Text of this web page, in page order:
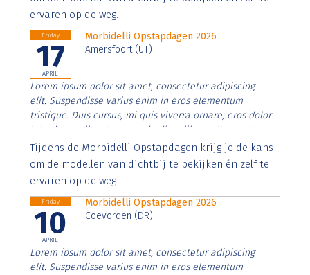
ervaren op de weg.
Friday
17
APRIL
Morbidelli Opstapdagen 2026
Amersfoort (UT)
Lorem ipsum dolor sit amet, consectetur adipiscing
elit. Suspendisse varius enim in eros elementum
tristique. Duis cursus, mi quis viverra ornare, eros dolor
interdum nulla, ut commodo diam libero vitae erat.
Aenean faucibus nibh et justo cursus id rutrum lorem
imperdiet. Nunc ut sem vitae risus tristique posuere.
Tijdens de Morbidelli Opstapdagen krijg je de kans
om de modellen van dichtbij te bekijken én zelf te
ervaren op de weg
Friday
10
APRIL
Morbidelli Opstapdagen 2026
Coevorden (DR)
Lorem ipsum dolor sit amet, consectetur adipiscing
elit. Suspendisse varius enim in eros elementum